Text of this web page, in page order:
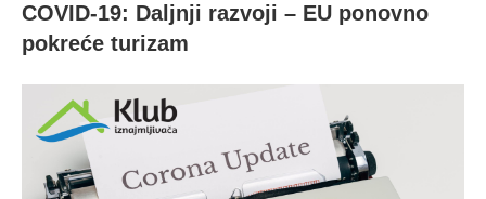
COVID-19: Daljnji razvoji – EU ponovno
pokreće turizam